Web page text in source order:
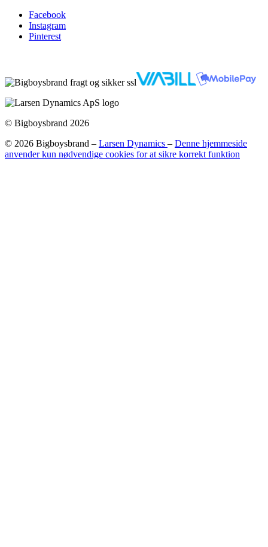
Facebook
Instagram
Pinterest
© Bigboysbrand 2026
© 2026 Bigboysbrand – Larsen Dynamics – Denne hjemmeside
anvender kun nødvendige cookies for at sikre korrekt funktion